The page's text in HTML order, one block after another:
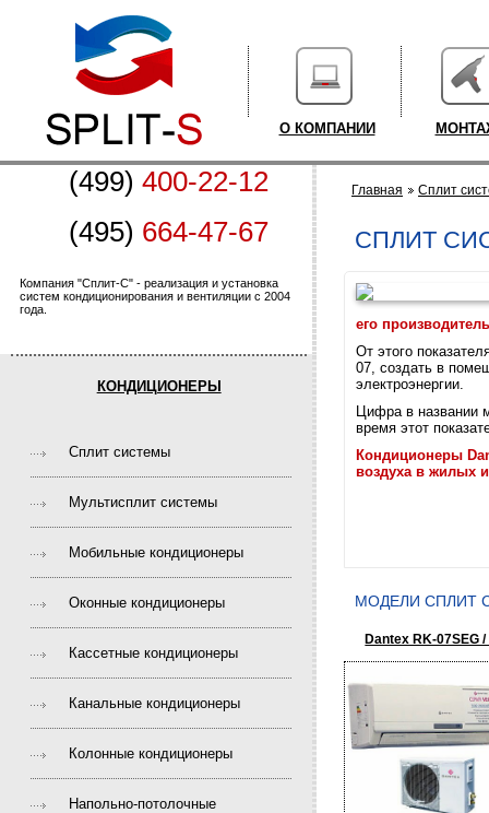
О КОМПАНИИ
(499) 400-22-12
(495) 664-47-67
Компания "Сплит-С" - реализация и установка
систем кондиционирования и вентиляции с 2004
года.
КОНДИЦИОНЕРЫ
Cплит системы
Мультисплит системы
Мобильные кондиционеры
Оконные кондиционеры
Кассетные кондиционеры
Канальные кондиционеры
Колонные кондиционеры
Напольно-потолочные
Главная Сплит
СПЛИТ
его
От этого
07, создать в
электроэнергии.
Цифра в названии
время этот
Кондиционеры
воздуха в жилых
МОДЕЛИ CПЛИТ
Dantex RK-07SEG